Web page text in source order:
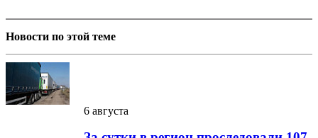
Новости по этой теме
6 августа